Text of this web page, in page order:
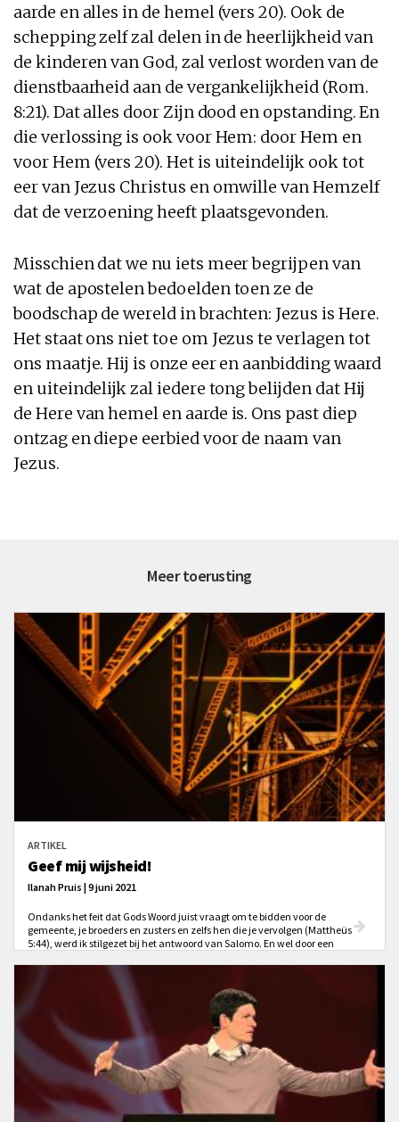
aarde en alles in de hemel (vers 20). Ook de
schepping zelf zal delen in de heerlijkheid van
de kinderen van God, zal verlost worden van de
dienstbaarheid aan de vergankelijkheid (Rom.
8:21). Dat alles door Zijn dood en opstanding. En
die verlossing is ook voor Hem: door Hem en
voor Hem (vers 20). Het is uiteindelijk ook tot
eer van Jezus Christus en omwille van Hemzelf
dat de verzoening heeft plaatsgevonden.
Misschien dat we nu iets meer begrijpen van
wat de apostelen bedoelden toen ze de
boodschap de wereld in brachten: Jezus is Here.
Het staat ons niet toe om Jezus te verlagen tot
ons maatje. Hij is onze eer en aanbidding waard
en uiteindelijk zal iedere tong belijden dat Hij
de Here van hemel en aarde is. Ons past diep
ontzag en diepe eerbied voor de naam van
Jezus.
Meer toerusting
ARTIKEL
Geef mij wijsheid!
Ilanah Pruis | 9 juni 2021
Ondanks het feit dat Gods Woord juist vraagt om te bidden voor de
gemeente, je broeders en zusters en zelfs hen die je vervolgen (Mattheüs
5:44), werd ik stilgezet bij het antwoord van Salomo. En wel door een
– zoals wel vaker – duidelijker dan menig ‘volwassen’ nummer.